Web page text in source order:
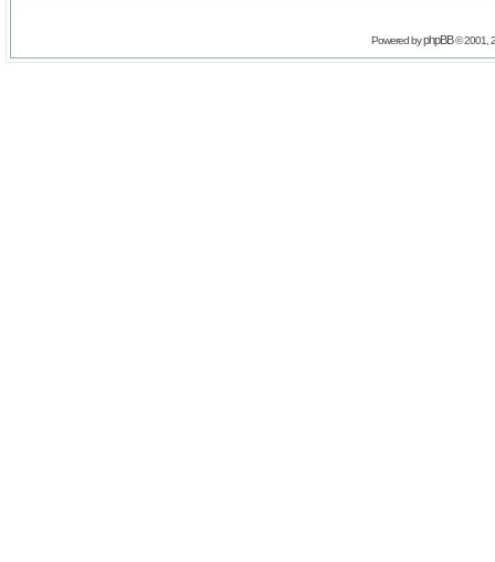
Powered byphpBB© 2001,